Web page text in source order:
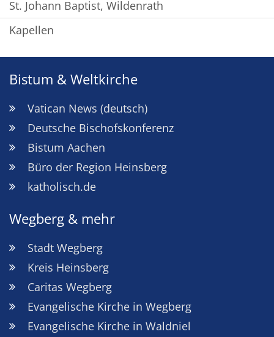
St. Johann Baptist, Wildenrath
Kapellen
Bistum & Weltkirche
Vatican News (deutsch)
Deutsche Bischofskonferenz
Bistum Aachen
Büro der Region Heinsberg
katholisch.de
Wegberg & mehr
Stadt Wegberg
Kreis Heinsberg
Caritas Wegberg
Evangelische Kirche in Wegberg
Evangelische Kirche in Waldniel